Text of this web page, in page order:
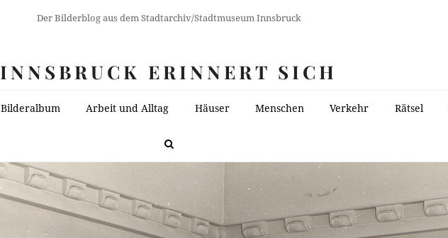
Der Bilderblog aus dem Stadtarchiv/Stadtmuseum Innsbruck
INNSBRUCK ERINNERT SICH
Bilderalbum Arbeit und Alltag Häuser Menschen Verkehr Rätsel